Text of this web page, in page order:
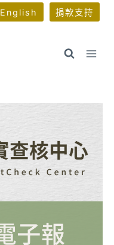
English 捐款支持